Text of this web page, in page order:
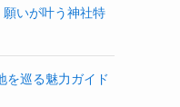
いが叶う神社特
を巡る魅力ガイド